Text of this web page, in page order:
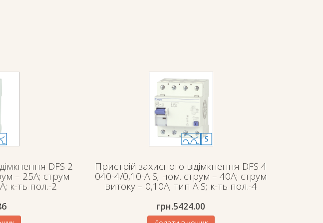
DFS 2
– 25А; струм
к-ть пол.-2
Пристрій захисного відімкнення DFS 4
040-4/0,10-A S; ном. струм – 40А; струм
витоку – 0,10А; тип А S; к-ть пол.-4
грн.5424.00